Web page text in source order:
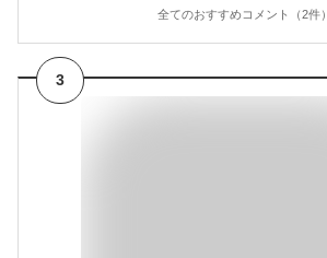
全てのおすすめコメント（2件）
3